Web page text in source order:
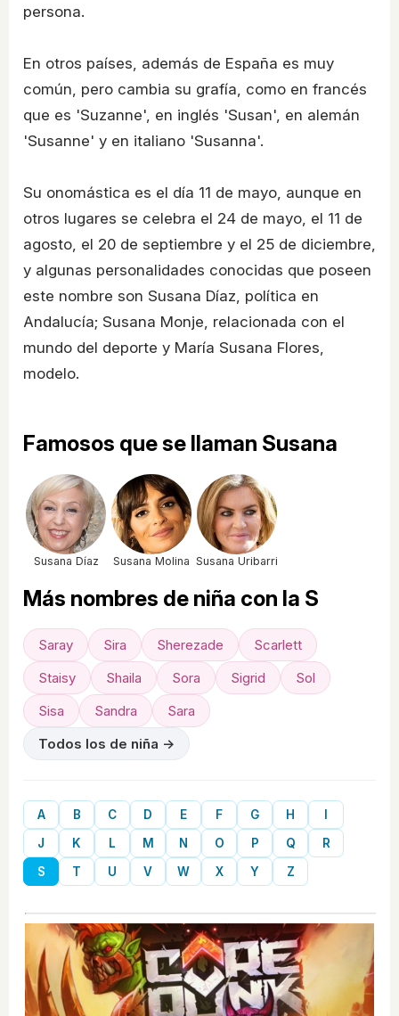
persona.
En otros países, además de España es muy
común, pero cambia su grafía, como en francés
que es 'Suzanne', en inglés 'Susan', en alemán
'Susanne' y en italiano 'Susanna'.
Su onomástica es el día 11 de mayo, aunque en
otros lugares se celebra el 24 de mayo, el 11 de
agosto, el 20 de septiembre y el 25 de diciembre,
y algunas personalidades conocidas que poseen
este nombre son Susana Díaz, política en
Andalucía; Susana Monje, relacionada con el
mundo del deporte y María Susana Flores,
modelo.
Famosos que se llaman Susana
Susana Díaz Susana Molina Susana Uribarri
Más nombres de niña con la S
Saray Sira Sherezade
Scarlett
Staisy
Shaila Sora Sigrid
Sol
Sisa
Sandra
Sara
Todos los de niña →
A B C D E F G H
J
K L M N O P Q
R
S
T U V W X Y Z